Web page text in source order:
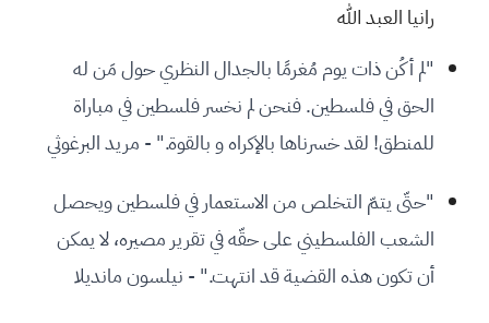
رانيا العبد الله
"لم أكُن ذات يوم مُغرمًا بالجدال النظري حول مَن له
الحق في فلسطين. فنحن لم نخسر فلسطين في مباراة
للمنطق! لقد خسرناها بالإكراه و بالقوة." - مريد البرغوثي
"حتّى يتمّ التخلص من الاستعمار في فلسطين ويحصل
الشعب الفلسطيني على حقّه في تقرير مصيره، لا يمكن
أن تكون هذه القضية قد انتهت." - نيلسون مانديلا